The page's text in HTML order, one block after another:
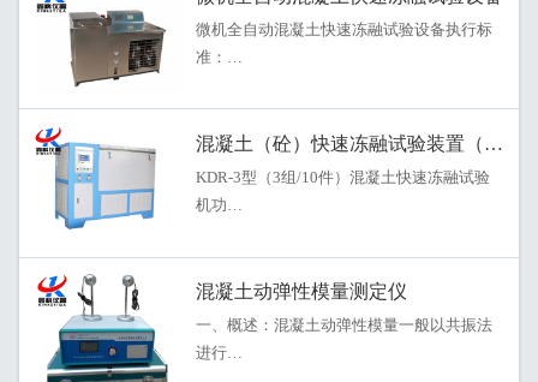
微机全自动混凝土快速冻融试验设备执行标
准：…
混凝土（砼）快速冻融试验装置（试验
KDR-3型（3组/10件）混凝土快速冻融试验
机功…
混凝土动弹性模量测定仪
一、概述：混凝土动弹性模量一般以共振法
进行…